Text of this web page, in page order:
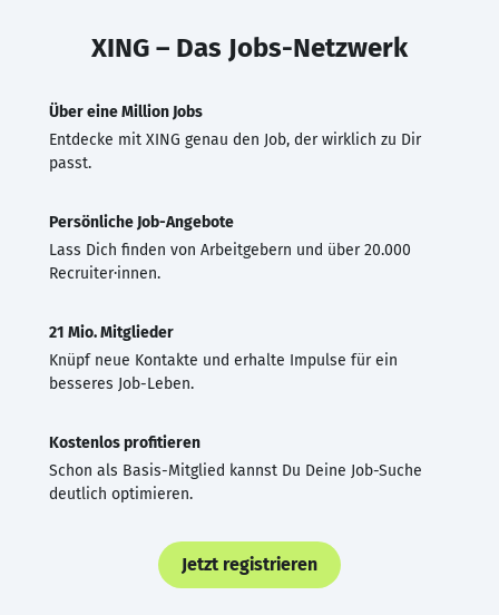
XING – Das Jobs-Netzwerk
Über eine Million Jobs
Entdecke mit XING genau den Job, der wirklich zu Dir
passt.
Persönliche Job-Angebote
Lass Dich finden von Arbeitgebern und über 20.000
Recruiter·innen.
21 Mio. Mitglieder
Knüpf neue Kontakte und erhalte Impulse für ein
besseres Job-Leben.
Kostenlos profitieren
Schon als Basis-Mitglied kannst Du Deine Job-Suche
deutlich optimieren.
Jetzt registrieren